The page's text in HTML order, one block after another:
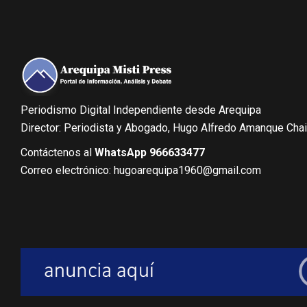
Periodismo Digital Independiente desde Arequipa
Director: Periodista y Abogado, Hugo Alfredo Amanque
Contáctenos al WhatsApp 966633477
Correo electrónico: hugoarequipa1960@gmail.com